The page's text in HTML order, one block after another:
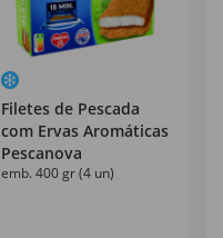
Filetes de Pescada
com Ervas Aromáticas
Pescanova
emb. 400 gr (4 un)